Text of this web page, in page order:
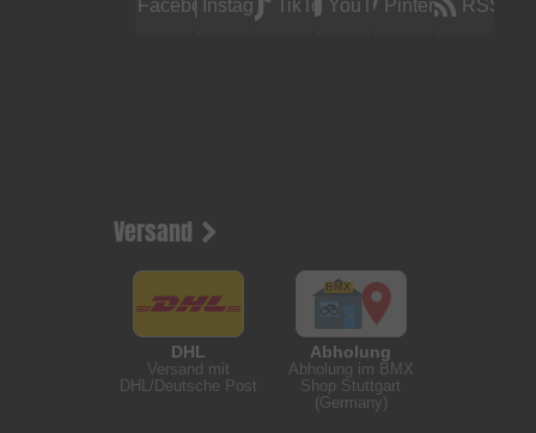
FacebookInstagramTikTokYouTubePinterest RSS
Versand
DHL
Versand mit
DHL/Deutsche Post
Abholung
Abholung im BMX
Shop Stuttgart
(Germany)